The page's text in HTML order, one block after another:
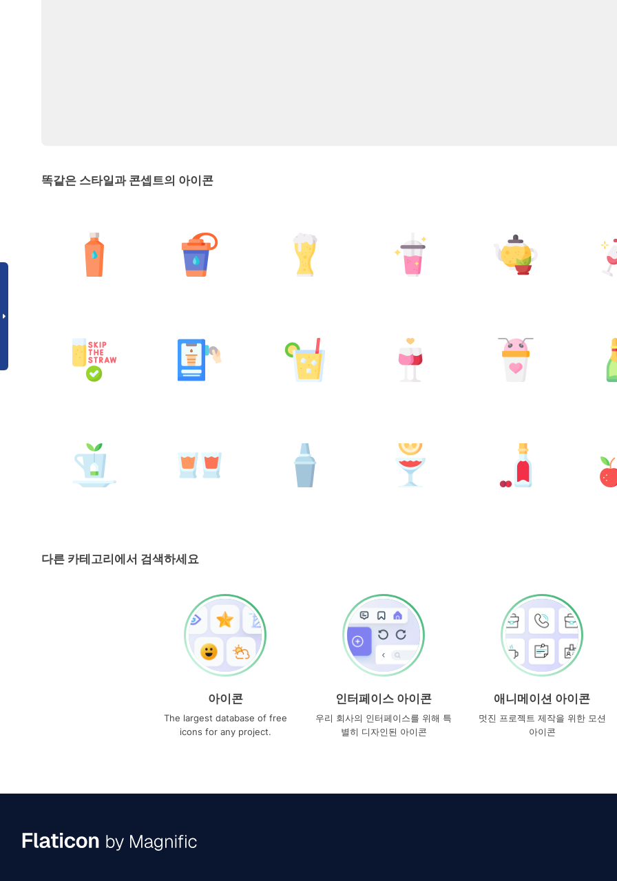
똑같은 스타일과 콘셉트의 아이콘
다른 카테고리에서 검색하세요
아이콘
The largest database of free
icons for any project.
인터페이스 아이콘
우리 회사의 인터페이스를 위해 특
별히 디자인된 아이콘
애니메이션 아이콘
멋진 프로젝트 제작을 위한 모션
아이콘